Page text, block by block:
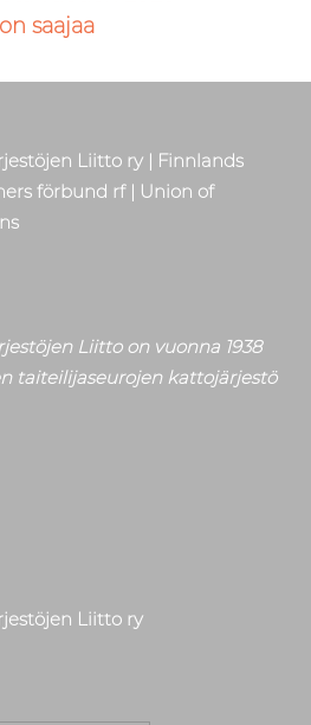
saajaa
Liitto ry | Finnlands
förbund rf | Union of
Liitto on vuonna 1938
taiteilijaseurojen kattojärjestö
Liitto ry